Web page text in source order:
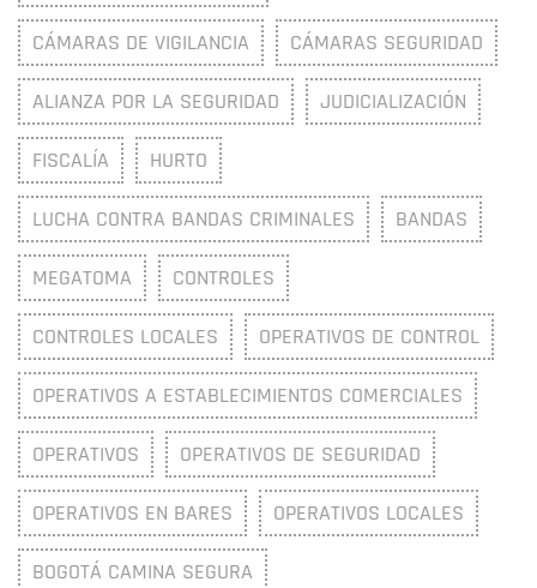
CÁMARAS DE VIGILANCIA CÁMARAS SEGURIDAD
ALIANZA POR LA SEGURIDAD JUDICIALIZACIÓN
FISCALÍA HURTO
LUCHA CONTRA BANDAS CRIMINALES BANDAS
MEGATOMA CONTROLES
CONTROLES LOCALES OPERATIVOS DE CONTROL
OPERATIVOS A ESTABLECIMIENTOS COMERCIALES
OPERATIVOS OPERATIVOS DE SEGURIDAD
OPERATIVOS EN BARES OPERATIVOS LOCALES
BOGOTÁ CAMINA SEGURA